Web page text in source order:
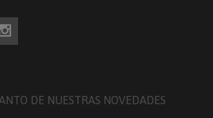
DE NUESTRAS NOVEDADES